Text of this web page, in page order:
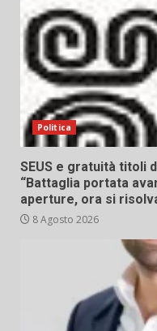
Politica
SEUS e gratuità titoli
“Battaglia portata
aperture, ora si
8 Agosto 2026